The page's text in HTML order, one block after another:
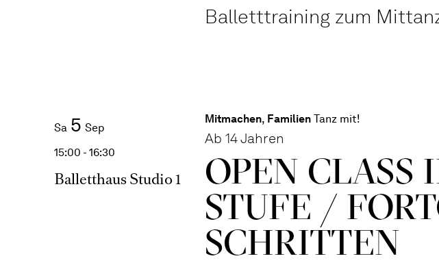
Balletttraining zum
Sa 5 Sep
15:00 - 16:30
Balletthaus Studio 1
Mitmachen, Familien Tanz mit!
Ab 14 Jahren
OPEN
STUFE /
SCHRITTEN